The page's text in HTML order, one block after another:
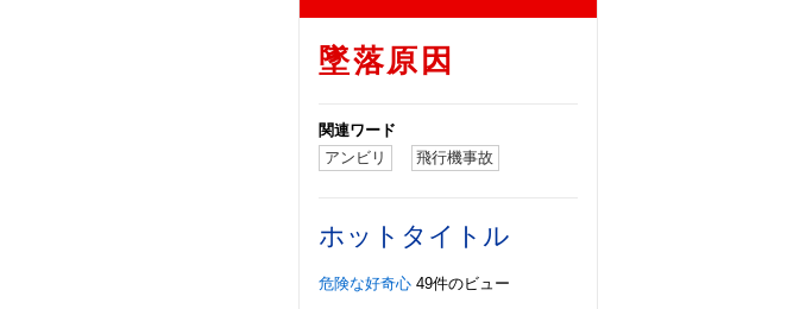
墜落原因
関連ワード
アンビリ
飛行機事故
ホットタイトル
危険な好奇心 49件のビュー